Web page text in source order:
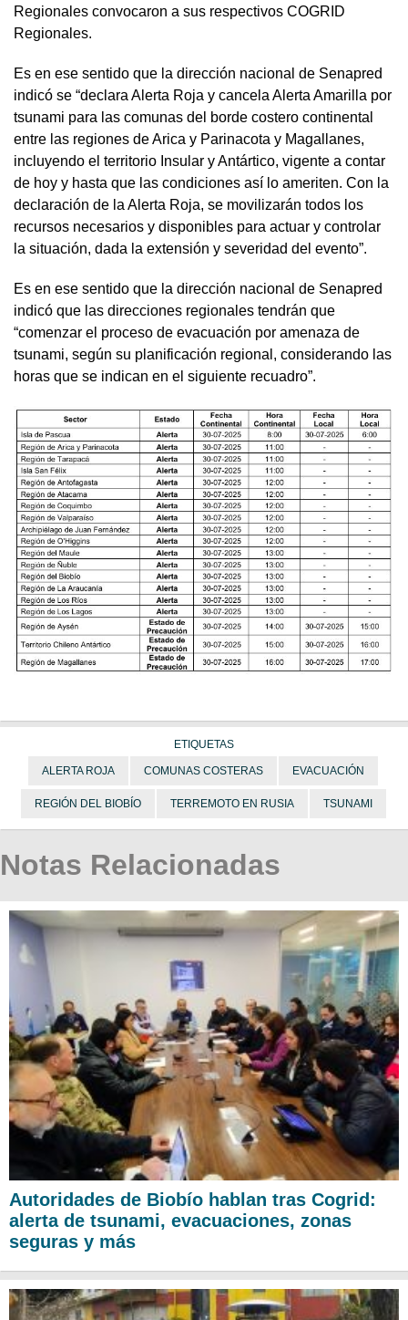
Regionales convocaron a sus respectivos COGRID
Regionales.
Es en ese sentido que la dirección nacional de Senapred
indicó se “declara Alerta Roja y cancela Alerta Amarilla por
tsunami para las comunas del borde costero continental
entre las regiones de Arica y Parinacota y Magallanes,
incluyendo el territorio Insular y Antártico, vigente a contar
de hoy y hasta que las condiciones así lo ameriten. Con la
declaración de la Alerta Roja, se movilizarán todos los
recursos necesarios y disponibles para actuar y controlar
la situación, dada la extensión y severidad del evento”.
Es en ese sentido que la dirección nacional de Senapred
indicó que las direcciones regionales tendrán que
“comenzar el proceso de evacuación por amenaza de
tsunami, según su planificación regional, considerando las
horas que se indican en el siguiente recuadro”.
ETIQUETAS
ALERTA ROJA COMUNAS COSTERAS EVACUACIÓN
REGIÓN DEL BIOBÍO TERREMOTO EN RUSIA TSUNAMI
Notas Relacionadas
Autoridades de Biobío hablan tras Cogrid:
alerta de tsunami, evacuaciones, zonas
seguras y más